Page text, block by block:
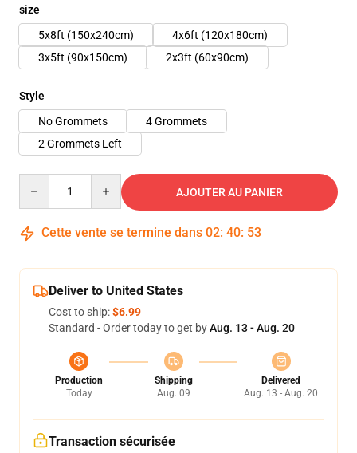
size
5x8ft (150x240cm)
4x6ft (120x180cm)
3x5ft (90x150cm)
2x3ft (60x90cm)
Style
No Grommets
4 Grommets
2 Grommets Left
AJOUTER AU PANIER
Cette vente se termine dans 02: 40: 53
Deliver to United States
Cost to ship:$6.99
Standard - Order today to get byAug. 13 - Aug. 20
Production
Today
Shipping
Aug. 09
Delivered
Aug. 13 - Aug. 20
Transaction sécurisée